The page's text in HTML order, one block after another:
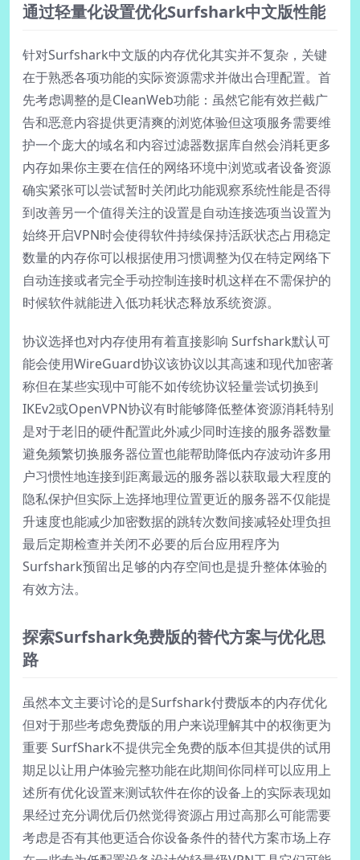
通过轻量化设置优化Surfshark中文版性能
针对Surfshark中文版的内存优化其实并不复杂，关键
在于熟悉各项功能的实际资源需求并做出合理配置。首
先考虑调整的是CleanWeb功能：虽然它能有效拦截广
告和恶意内容提供更清爽的浏览体验但这项服务需要维
护一个庞大的域名和内容过滤器数据库自然会消耗更多
内存如果你主要在信任的网络环境中浏览或者设备资源
确实紧张可以尝试暂时关闭此功能观察系统性能是否得
到改善另一个值得关注的设置是自动连接选项当设置为
始终开启VPN时会使得软件持续保持活跃状态占用稳定
数量的内存你可以根据使用习惯调整为仅在特定网络下
自动连接或者完全手动控制连接时机这样在不需保护的
时候软件就能进入低功耗状态释放系统资源。
协议选择也对内存使用有着直接影响 Surfshark默认可
能会使用WireGuard协议该协议以其高速和现代加密著
称但在某些实现中可能不如传统协议轻量尝试切换到
IKEv2或OpenVPN协议有时能够降低整体资源消耗特别
是对于老旧的硬件配置此外减少同时连接的服务器数量
避免频繁切换服务器位置也能帮助降低内存波动许多用
户习惯性地连接到距离最远的服务器以获取最大程度的
隐私保护但实际上选择地理位置更近的服务器不仅能提
升速度也能减少加密数据的跳转次数间接减轻处理负担
最后定期检查并关闭不必要的后台应用程序为
Surfshark预留出足够的内存空间也是提升整体体验的
有效方法。
探索Surfshark免费版的替代方案与优化思
路
虽然本文主要讨论的是Surfshark付费版本的内存优化
但对于那些考虑免费版的用户来说理解其中的权衡更为
重要 SurfShark不提供完全免费的版本但其提供的试用
期足以让用户体验完整功能在此期间你同样可以应用上
述所有优化设置来测试软件在你的设备上的实际表现如
果经过充分调优后仍然觉得资源占用过高那么可能需要
考虑是否有其他更适合你设备条件的替代方案市场上存